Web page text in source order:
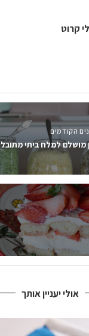
קרוט
הקודמים
למלח ביתי מתובל
אולי יעניין אותך